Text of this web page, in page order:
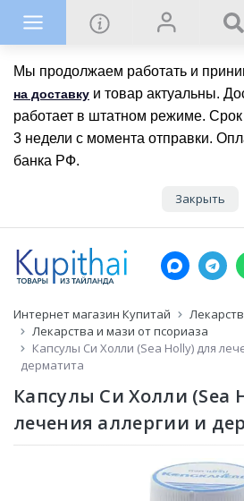
Мы продолжаем работать и
на доставку и товар актуальны.
работает в штатном режиме.
3 недели с момента отправки.
банка РФ.
Закрыть
Интернет магазин Купитай
Лекарства и мази от псориаза
Капсулы Си Холли (Sea Holly) для
дерматита
Капсулы Си Холли (Sea
лечения аллергии и